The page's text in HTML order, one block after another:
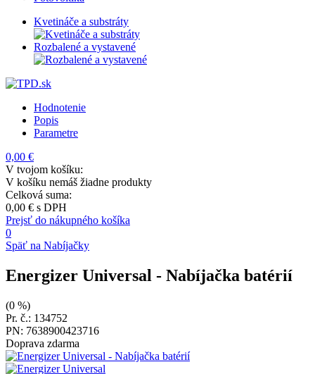
Kvetináče a substráty
Rozbalené a vystavené
Hodnotenie
Popis
Parametre
0,00 €
V tvojom košíku:
V košíku nemáš žiadne produkty
Celková suma:
0,00 € s DPH
Prejsť do nákupného košíka
0
Späť na Nabíjačky
Energizer Universal - Nabíjačka batérií
(0 %)
Pr. č.: 134752
PN: 7638900423716
Doprava zdarma